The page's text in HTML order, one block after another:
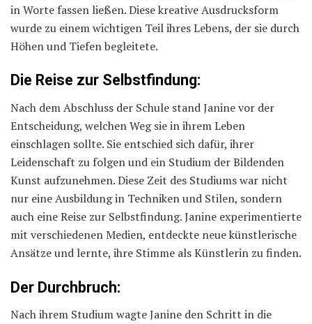
in Worte fassen ließen. Diese kreative Ausdrucksform
wurde zu einem wichtigen Teil ihres Lebens, der sie durch
Höhen und Tiefen begleitete.
Die Reise zur Selbstfindung:
Nach dem Abschluss der Schule stand Janine vor der
Entscheidung, welchen Weg sie in ihrem Leben
einschlagen sollte. Sie entschied sich dafür, ihrer
Leidenschaft zu folgen und ein Studium der Bildenden
Kunst aufzunehmen. Diese Zeit des Studiums war nicht
nur eine Ausbildung in Techniken und Stilen, sondern
auch eine Reise zur Selbstfindung. Janine experimentierte
mit verschiedenen Medien, entdeckte neue künstlerische
Ansätze und lernte, ihre Stimme als Künstlerin zu finden.
Der Durchbruch:
Nach ihrem Studium wagte Janine den Schritt in die